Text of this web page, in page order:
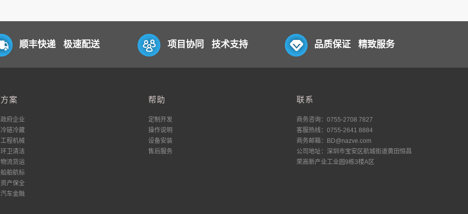
顺丰快递 极速配送 项目协同 技术支持 品质保证 精致服务
方案
政府企业
冷链冷藏
工程机械
环卫清洁
物流货运
船舶航标
资产保全
汽车金融
帮助
定制开发
操作说明
设备安装
售后服务
联系
商务咨询：0755-2708 7827
客服热线：0755-2641 8884
商务邮箱：BD@nazve.com
公司地址：深圳市宝安区航城街道黄田恒昌
荣高新产业工业园9栋3楼A区